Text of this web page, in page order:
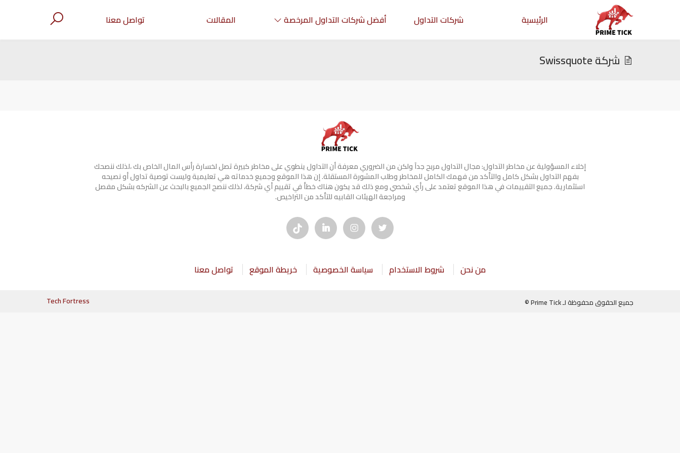
الرئيسية شركات التداول أفضل شركات التداول المرخصة المقالات تواصل معنا
شركة Swissquote
إخلاء المسؤولية عن مخاطر التداول: مجال التداول مربح جدآ ولكن من الضروري معرفة أن التداول ينطوي على مخاطر كبيرة تصل لخسارة رأس المال الخاص بك ،لذلك ننصحك
بفهم التداول بشكل كامل والتأكد من فهمك الكامل للمخاطر وطلب المشورة المستقلة. إن هذا الموقع وجميع خدماته هي تعليمية وليست توصية تداول أو نصيحه
استثمارية. جميع التقييمات في هذا الموقع تعتمد على رأي شخصي ومع ذلك قد يكون هناك خطأ في تقييم أي شركة، لذلك ننصح الجميع بالبحث عن الشركه بشكل مفصل
ومراجعة الهيئات القابيه للتأكد من التراخيص.
من نحن شروط الاستخدام سياسة الخصوصية خريطة الموقع تواصل معنا
جميع الحقوق محفوظة لـ Prime Tick © Tech Fortress